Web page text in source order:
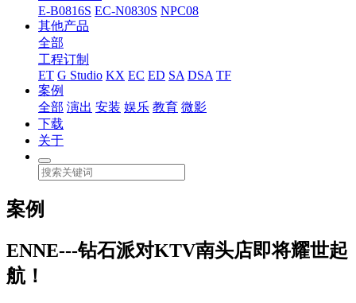
E-B0816S EC-N0830S NPC08
其他产品
全部
工程订制
ET G Studio KX EC ED SA DSA TF
案例
全部 演出 安装 娱乐 教育 微影
下载
关于
案例
ENNE---钻石派对KTV南头店即将耀世起
航！